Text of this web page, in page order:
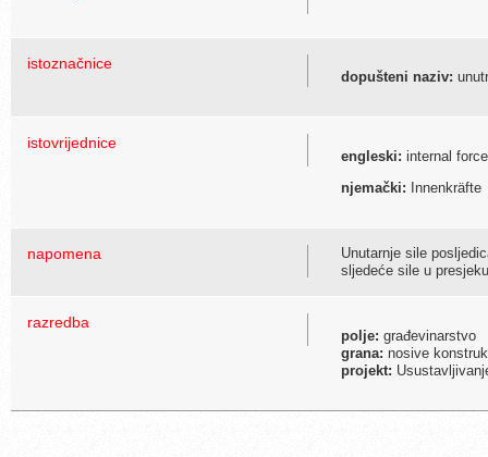
istoznačnice
dopušteni naziv:
istovrijednice
engleski: internal
njemački: Innenkräfte
napomena
Unutarnje sile
sljedeće sile u
razredba
polje: građevinarstvo
grana: nosive
projekt: